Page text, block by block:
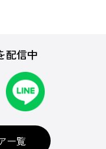
配信中
一覧